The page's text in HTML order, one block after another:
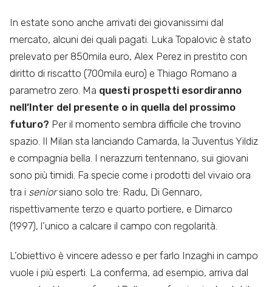
In estate sono anche arrivati dei giovanissimi dal
mercato, alcuni dei quali pagati. Luka Topalovic è stato
prelevato per 850mila euro, Alex Perez in prestito con
diritto di riscatto (700mila euro) e Thiago Romano a
parametro zero. Ma questi prospetti esordiranno
nell’Inter del presente o in quella del prossimo
futuro? Per il momento sembra difficile che trovino
spazio. Il Milan sta lanciando Camarda, la Juventus Yildiz
e compagnia bella. I nerazzurri tentennano, sui giovani
sono più timidi. Fa specie come i prodotti del vivaio ora
tra i seniorsiano solo tre: Radu, Di Gennaro,
rispettivamente terzo e quarto portiere, e Dimarco
(1997), l’unico a calcare il campo con regolarità.
L’obiettivo è vincere adesso e per farlo Inzaghi in campo
vuole i più esperti. La conferma, ad esempio, arriva dal